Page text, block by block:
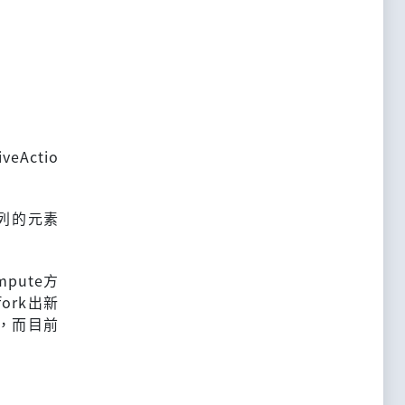
的元素
方
出新
而目前